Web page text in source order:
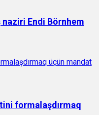
naziri Endi Börnhem
formalaşdırmaq